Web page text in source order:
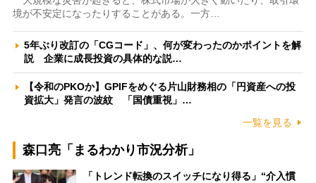
境が不安定になったりすることがある。一方…
5年ぶり改訂の「CGコード」、何が変わったのかポイントを解
説 企業に成長投資の具体的な説…
【令和のPKOか】GPIFをめぐる片山財務相の「円資産への投
資拡大」発言の波紋 「国債重視」…
一覧を見る
森口亮「まるわかり市況分析」
「トレンド転換のスイッチになり得る」“介入慣